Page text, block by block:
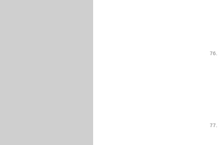
76.
77.